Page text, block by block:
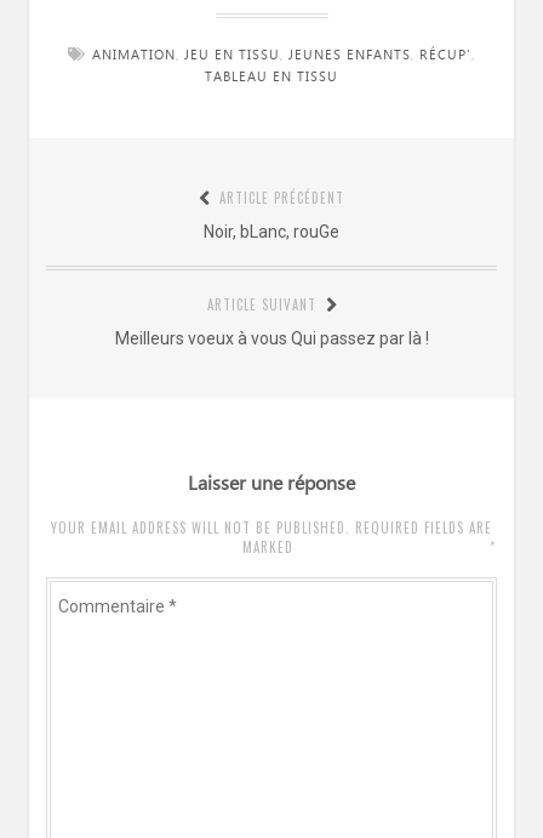
ANIMATION, JEU EN TISSU, JEUNES ENFANTS, RÉCUP',
TABLEAU EN TISSU
ARTICLE PRÉCÉDENT
Article
précédent
:
Noir, bLanc, rouGe
ARTICLE SUIVANT
Article
Meilleurs voeux à vous Qui passez par là !
Laisser une réponse
YOUR EMAIL ADDRESS WILL NOT BE PUBLISHED. REQUIRED FIELDS ARE
MARKED
*
Commentaire